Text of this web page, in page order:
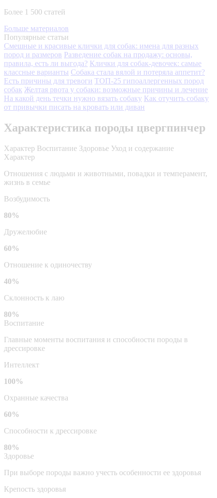
Более 1 500 статей
Больше материалов
Популярные статьи
Смешные и красивые клички для собак: имена для разных
пород и размеров Разведение собак на продажу: основы,
правила, есть ли выгода? Клички для собак-девочек: самые
классные варианты Собака стала вялой и потеряла аппетит?
Есть причины для тревоги ТОП-25 гипоаллергенных пород
собак Желтая рвота у собаки: возможные причины и лечение
На какой день течки нужно вязать собаку Как отучить собаку
от привычки писать на кровать или диван
Характеристика породы цвергпинчер
Характер Воспитание Здоровье Уход и содержание
Характер
Отношения с людьми и животными, повадки и темперамент,
жизнь в семье
Возбудимость
80%
Дружелюбие
60%
Отношение к одиночеству
40%
Склонность к лаю
80%
Воспитание
Главные моменты воспитания и способности породы в
дрессировке
Интеллект
100%
Охранные качества
60%
Способности к дрессировке
80%
Здоровье
При выборе породы важно учесть особенности ее здоровья
Крепость здоровья